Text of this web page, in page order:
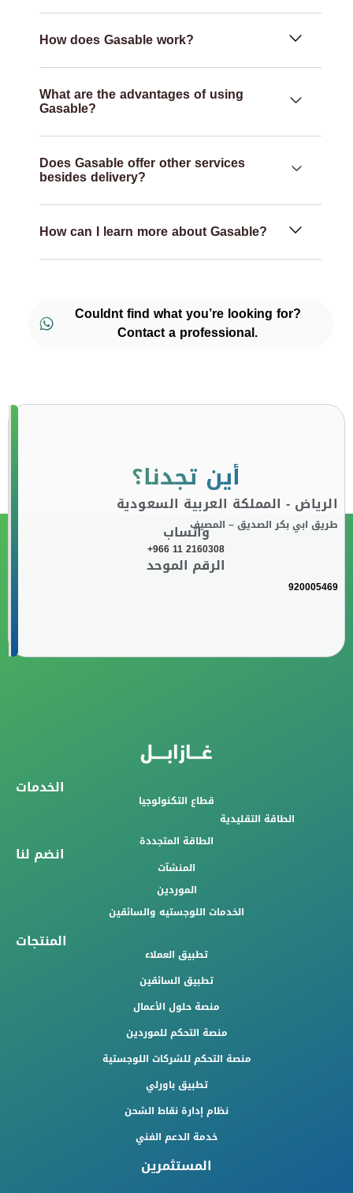
How does Gasable work?
What are the advantages of using
Gasable?
Does Gasable offer other services
besides delivery?
How can I learn more about Gasable?
Couldnt find what you’re looking for?
Contact a professional.
أين تجدنا؟
الرياض - المملكة العربية السعودية
طريق ابي بكر الصديق – المصيفواتساب
+966 11 2160308
الرقم الموحد
920005469
الخدمات
قطاع التكنولوجيا
الطاقة التقليدية
الطاقة المتجددة
انضم لنا
المنشآت
الموردين
الخدمات اللوجستيه والسائقين
المنتجات
تطبيق العملاء
تطبيق السائقين
منصة حلول الأعمال
منصة التحكم للموردين
منصة التحكم للشركات اللوجستية
تطبيق باورلي
نظام إدارة نقاط الشحن
خدمة الدعم الفني
المستثمرين